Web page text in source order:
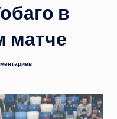
в
матче